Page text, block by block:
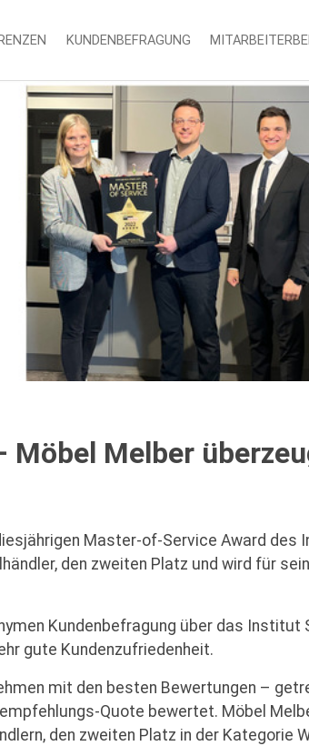
KUNDENBEFRAGUNG
Möbel Melber
Master-of-Service Award des
den zweiten Platz und wird für
Kundenbefragung über das Institut
gute Kundenzufriedenheit.
mit den besten Bewertungen –
Quote bewertet. Möbel
den zweiten Platz in der Kategorie